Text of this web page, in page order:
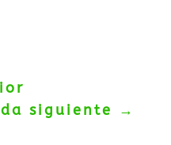
siguiente
→